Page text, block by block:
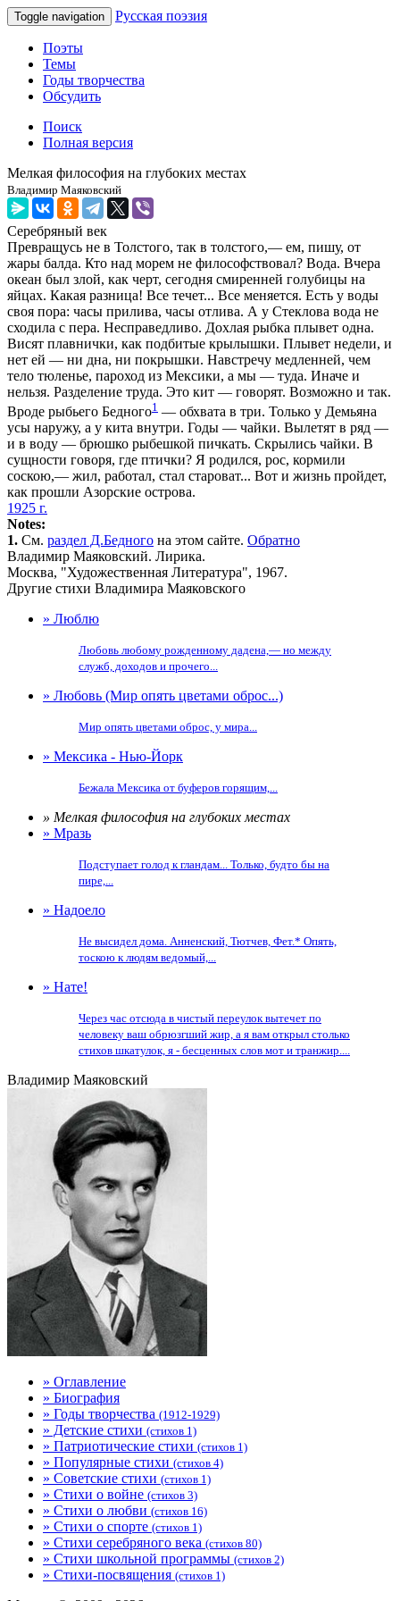
Toggle navigation Русская поэзия
Поэты
Темы
Годы творчества
Обсудить
Поиск
Полная версия
Мелкая философия на глубоких местах
Владимир Маяковский
Серебряный век
Превращусь не в Толстого, так в толстого,— ем, пишу, от
жары балда. Кто над морем не философствовал? Вода. Вчера
океан был злой, как черт, сегодня смиренней голубицы на
яйцах. Какая разница! Все течет... Все меняется. Есть у воды
своя пора: часы прилива, часы отлива. А у Стеклова вода не
сходила с пера. Несправедливо. Дохлая рыбка плывет одна.
Висят плавнички, как подбитые крылышки. Плывет недели, и
нет ей — ни дна, ни покрышки. Навстречу медленней, чем
тело тюленье, пароход из Мексики, а мы — туда. Иначе и
нельзя. Разделение труда. Это кит — говорят. Возможно и так.
Вроде рыбьего Бедного1 — обхвата в три. Только у Демьяна
усы наружу, а у кита внутри. Годы — чайки. Вылетят в ряд —
и в воду — брюшко рыбешкой пичкать. Скрылись чайки. В
сущности говоря, где птички? Я родился, рос, кормили
соскою,— жил, работал, стал староват... Вот и жизнь пройдет,
как прошли Азорские острова.
1925 г.
Notes:
1. См. раздел Д.Бедного на этом сайте. Обратно
Владимир Маяковский. Лирика.
Москва, "Художественная Литература", 1967.
Другие стихи Владимира Маяковского
» Люблю
Любовь любому рожденному дадена,— но между
служб, доходов и прочего...
» Любовь (Мир опять цветами оброс...)
Мир опять цветами оброс, у мира...
» Мексика - Нью-Йорк
Бежала Мексика от буферов горящим,...
» Мелкая философия на глубоких местах
» Мразь
Подступает голод к гландам... Только, будто бы на
пире,...
» Надоело
Не высидел дома. Анненский, Тютчев, Фет.* Опять,
тоскою к людям ведомый,...
» Нате!
Через час отсюда в чистый переулок вытечет по
человеку ваш обрюзгший жир, а я вам открыл столько
стихов шкатулок, я - бесценных слов мот и транжир....
Владимир Маяковский
» Оглавление
» Биография
» Годы творчества (1912-1929)
» Детские стихи (стихов 1)
» Патриотические стихи (стихов 1)
» Популярные стихи (стихов 4)
» Советские стихи (стихов 1)
» Стихи о войне (стихов 3)
» Стихи о любви (стихов 16)
» Стихи о спорте (стихов 1)
» Стихи серебряного века (стихов 80)
» Стихи школьной программы (стихов 2)
» Стихи-посвящения (стихов 1)